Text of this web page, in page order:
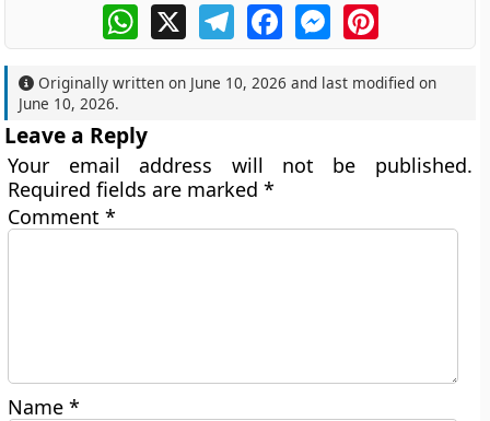
WhatsApp
X TelegramFacebookMessengerPinterest
Originally written on June 10, 2026 and last modified on
June 10, 2026.
Leave a Reply
Your email address will not be published.
Required fields are marked*
Comment*
Name*